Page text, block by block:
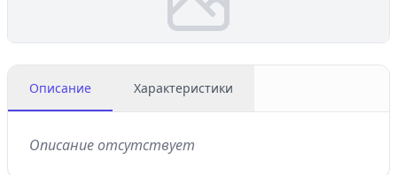
Описание Характеристики
Описание отсутствует